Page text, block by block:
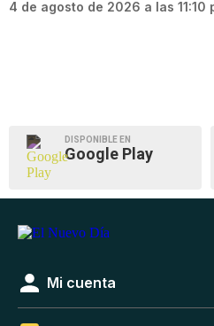
4 de agosto de 2026 a las 11:10
DISPONIBLE EN
Google Play
Mi cuenta